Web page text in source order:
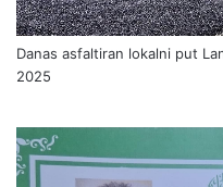
Danas asfaltiran lokalni put
2025